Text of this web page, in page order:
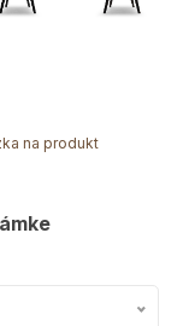
na produkt